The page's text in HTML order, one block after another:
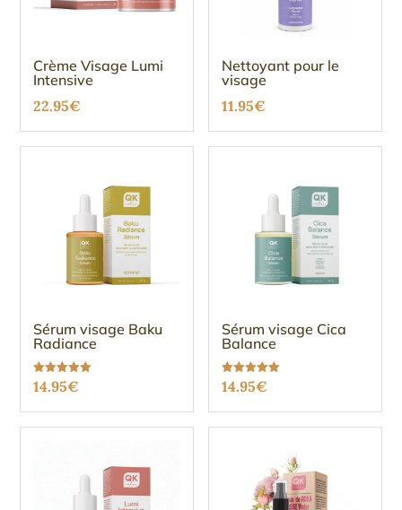
Crème Visage Lumi
Intensive
22.95€
Nettoyant pour le
visage
11.95€
Sérum visage Baku
Radiance
Note
5.00
14.95€
Sérum visage Cica
Balance
Note
5.00
14.95€